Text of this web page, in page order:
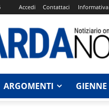
Accedi Contattaci
ARGOMENTI GIENNE